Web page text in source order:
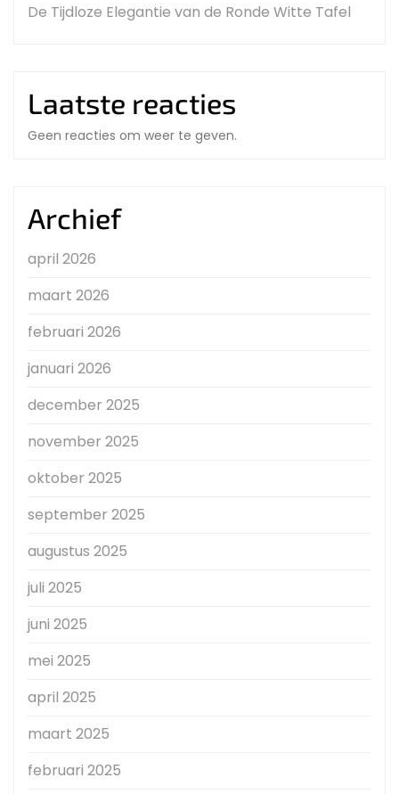
De Tijdloze Elegantie van de Ronde Witte Tafel
Laatste reacties
Geen reacties om weer te geven.
Archief
april 2026
maart 2026
februari 2026
januari 2026
december 2025
november 2025
oktober 2025
september 2025
augustus 2025
juli 2025
juni 2025
mei 2025
april 2025
maart 2025
februari 2025